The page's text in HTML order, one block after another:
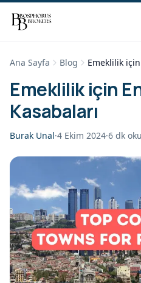
Ana Sayfa Blog Emeklilik
Emeklilik için
Kasabaları
Burak Unal·4 Ekim 2024·6 dk